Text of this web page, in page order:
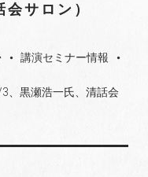
サロン）
fiber_manual_record 講演セミナー情報 fiber_manual_record
、黒瀬浩一氏、清話会